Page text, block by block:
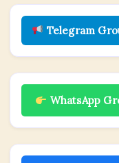
Telegram
WhatsApp